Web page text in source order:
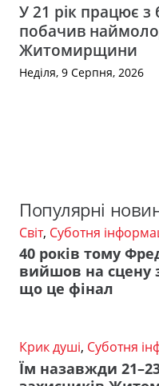
У 21 рік працює
побачив
Житомирщини
Неділя, 9 Серпня, 2026
Популярні
Світ, Суботня
40 років тому
вийшов на сцену
що це фінал
Крик душі, Суботня
Їм назавжди